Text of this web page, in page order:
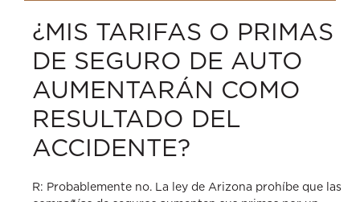
¿MIS TARIFAS O PRIMAS
DE SEGURO DE AUTO
AUMENTARÁN COMO
RESULTADO DEL
ACCIDENTE?
R: Probablemente no. La ley de Arizona prohíbe que las